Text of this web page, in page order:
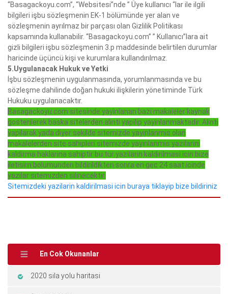
“Basagackoyu.com”, “Websitesi”nde ” Üye kullanıcı “lar ile ilgili
bilgileri işbu sözleşmenin EK-1 bölümünde yer alan ve
sözleşmenin ayrılmaz bir parçası olan Gizlilik Politikası
kapsamında kullanabilir. “Basagackoyu.com” ” Kullanıcı”lara ait
gizli bilgileri işbu sözleşmenin 3.p maddesinde belirtilen durumlar
haricinde üçüncü kişi ve kurumlara kullandırılmaz.
5.Uygulanacak Hukuk ve Yetki
İşbu sözleşmenin uygulanmasında, yorumlanmasında ve bu
sözleşme dahilinde doğan hukuki ilişkilerin yönetiminde Türk
Hukuku uygulanacaktır.
Basagackoyu.com sitesinde yayinlanan bazi makaleler kaynak
gosterilerek baska sitelerden alinti yapilip yayinlanmaktadir. Alinti
yapilarak yada diyer sekilde sitemizde yayinlanmis olan
makalelerden site sahipleri sitemizde yayinlanmis yazilarini
kaldirma haklarina sahiptir bu tur yazilarin kaldirilmasi icin bize
iletisim bolumunden bildirildikten sonra en gec 24 saat icinde
yazilar sitemizden silinecektir.
Sitemizdeki yazilarin kaldirilmasi icin buraya tiklayip bize bildiriniz
En Cok Okunanlar
2020 sila yolu haritasi